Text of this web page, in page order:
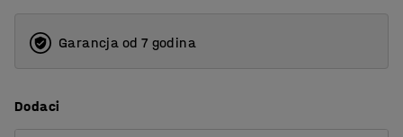
Garancja od 7 godina
Dodaci